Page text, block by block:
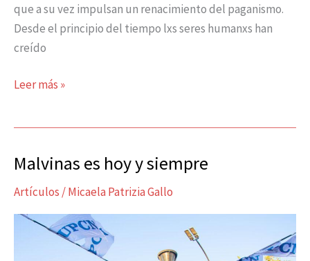
que a su vez impulsan un renacimiento del paganismo.
Desde el principio del tiempo lxs seres humanxs han
creído
Leer más »
Malvinas es hoy y siempre
Artículos /Micaela Patrizia Gallo
Malvinas
hoy
y
siempre